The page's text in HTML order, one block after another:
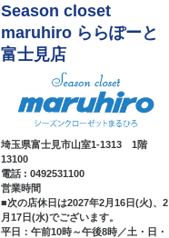
Season closet
maruhiro ららぽーと
富士見店
埼玉県富士見市山室1-1313 1階
13100
電話 : 0492531100
営業時間
■次の店休日は2027年2月16日(火)、2
月17日(水)でございます。
平日：午前10時～午後8時／土・日・